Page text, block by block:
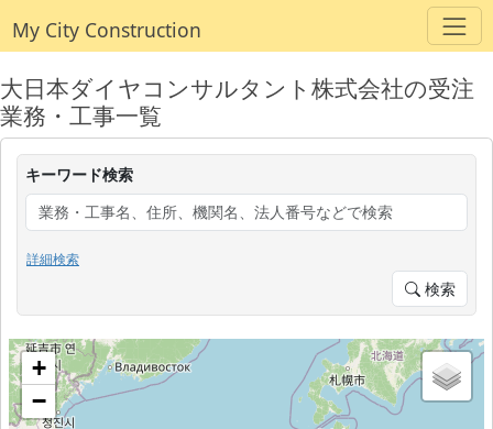
My City Construction
大日本ダイヤコンサルタント株式会社の受注
業務・工事一覧
キーワード検索
詳細検索
検索
+
−